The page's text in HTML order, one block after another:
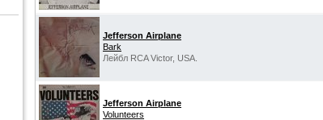
Jefferson Airplane
Bark
Лейбл RCA Victor, USA.
Jefferson Airplane
Volunteers